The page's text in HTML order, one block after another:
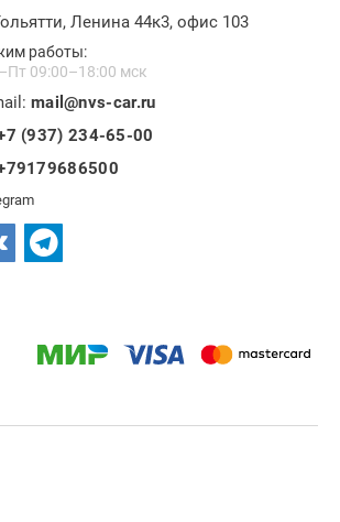
Ленина 44к3, офис 103
работы:
09:00–18:00 мск
mail@nvs-car.ru
(937) 234-65-00